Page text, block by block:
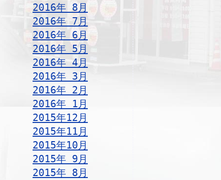
2016年 8月
2016年 7月
2016年 6月
2016年 5月
2016年 4月
2016年 3月
2016年 2月
2016年 1月
2015年12月
2015年11月
2015年10月
2015年 9月
2015年 8月